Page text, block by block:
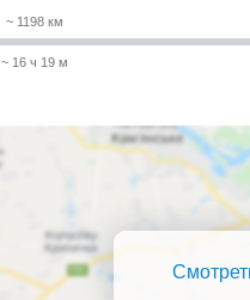
~ 1198 км
~ 16 ч 19 м